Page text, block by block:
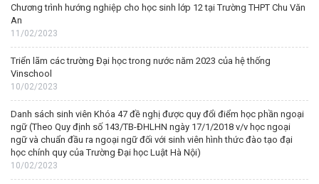
Chương trình hướng nghiệp cho học sinh lớp 12 tại Trường THPT Chu Văn
An
11/02/2023
Triển lãm các trường Đại học trong nước năm 2023 của hệ thống
Vinschool
10/02/2023
Danh sách sinh viên Khóa 47 đề nghị được quy đổi điểm học phần ngoại
ngữ (Theo Quy định số 143/TB-ĐHLHN ngày 17/1/2018 v/v học ngoại
ngữ và chuẩn đầu ra ngoại ngữ đối với sinh viên hình thức đào tạo đại
học chính quy của Trường Đại học Luật Hà Nội)
10/02/2023